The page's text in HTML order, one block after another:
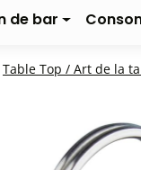
de bar
Table Top / Art de la